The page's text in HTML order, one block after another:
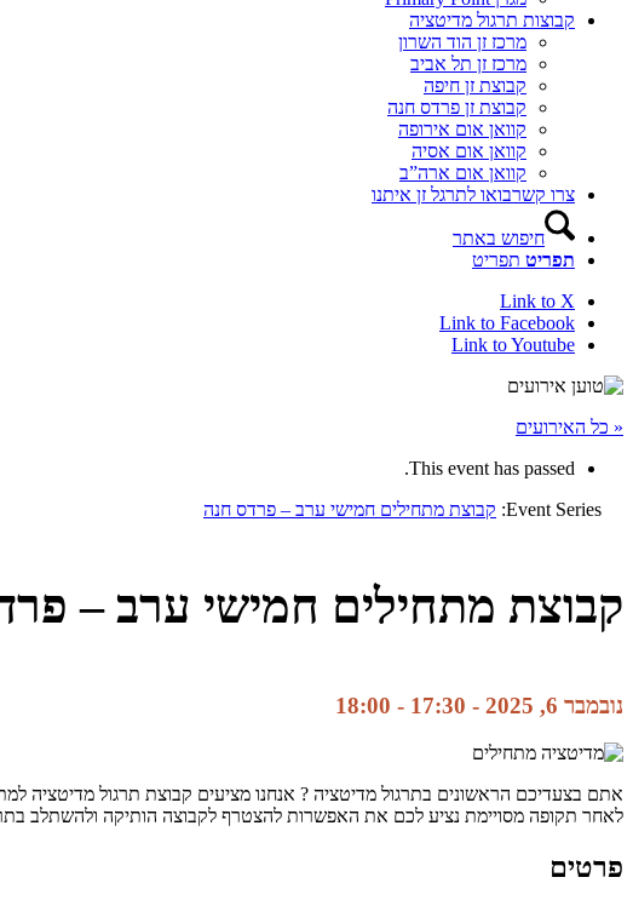
קבוצות תרגול מדיטציה
מרכז זן הוד השרון
מרכז זן תל אביב
קבוצת זן חיפה
קבוצת זן פרדס חנה
קוואן אום אירופה
קוואן אום אסיה
קוואן אום ארה”ב
צרו קשרבואו לתרגל זן איתנו
חיפוש באתר
תפריט תפריט
Link to X
Link to Facebook
Link to Youtube
« כל האירועים
This event has passed.
Event Series: קבוצת מתחילים חמישי ערב – פרדס חנה
קבוצת מתחילים חמישי ערב –
נובמבר 6, 2025 - 17:30 -
18:00
אתם בצעדיכם הראשונים בתרגול מדיטציה ? אנחנו מציעים קבוצת תרגול מדיטציה
לאחר תקופה מסויימת נציע לכם את האפשרות להצטרף לקבוצה הותיקה ולהשתלב
פרטים